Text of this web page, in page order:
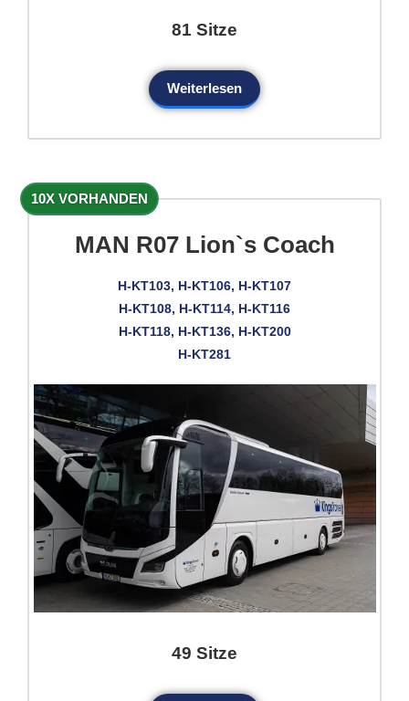
81 Sitze
Weiterlesen
10X VORHANDEN
MAN R07 Lion`s Coach
H-KT103, H-KT106, H-KT107
H-KT108, H-KT114, H-KT116
H-KT118, H-KT136, H-KT200
H-KT281
49 Sitze